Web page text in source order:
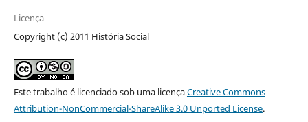
Licença
Copyright (c) 2011 História Social
Este trabalho é licenciado sob uma licençaCreative Commons
Attribution-NonCommercial-ShareAlike 3.0 Unported License.